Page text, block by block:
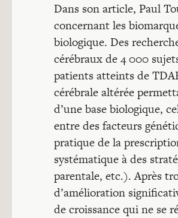
Dans son article, Paul
concernant les
biologique. Des
cérébraux de 4 000
patients atteints de
cérébrale altérée
d’une base biologique,
entre des facteurs
pratique de la
systématique à des
parentale, etc.). Après
d’amélioration
de croissance qui ne se